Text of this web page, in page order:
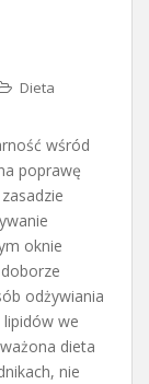
Dieta
wśród
poprawę
oknie
odżywiania
we
dieta
nie